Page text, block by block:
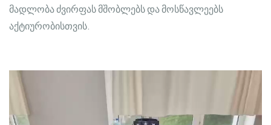
მადლობა ძვირფას მშობლებს და მოსწავლეებს
აქტიურობისთვის.
ვიდეო
დამკვრელი